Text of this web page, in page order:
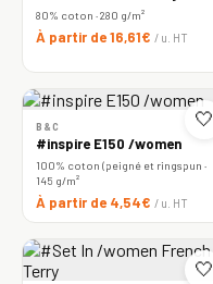
80% coton · 280 g/m²
À partir de 16,61€ / u. HT
🤍
B&C
#inspire E150 /women
100% coton (peigné et ringspun ·
145 g/m²
À partir de 4,54€ / u. HT
🤍